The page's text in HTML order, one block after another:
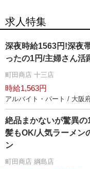
求人特集
深夜時給1563円!深夜
ったの1円/主婦さん活
町田商店 十三店
時給1,563円
アルバイト・パート / 大阪
絶品まかないが驚異
髪もOK/人気ラーメン
ン
町田商店 綱島店